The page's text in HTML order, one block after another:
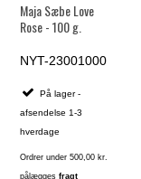
Maja Sæbe Love
Rose - 100 g.
NYT-23001000
På lager -
afsendelse 1-3
hverdage
Ordrer under 500,00 kr.
pålæggesfragt